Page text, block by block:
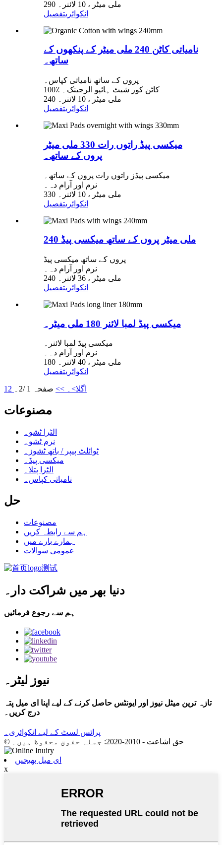
290 ملی میٹر ، 10 لائنر۔
انکوائریتفصیل
نامیاتی کاٹن 240 ملی میٹر کے پنکھوں کے
ساتھ۔
پروں کے ساتھ نامیاتی کپاس۔
100٪ کاٹن کور شیٹ ہائپو الرجینک۔
240 ملی میٹر ، 10 لائنر۔
انکوائریتفصیل
میکسی پیڈ راتوں رات 330 ملی میٹر
پروں کے ساتھ۔
میکسی پیڈز راتوں رات پروں کے ساتھ۔
نرم اور آرام دہ۔
330 ملی میٹر ، 10 لائنر۔
انکوائریتفصیل
240 ملی میٹر پروں کے ساتھ میکسی پیڈ
پروں کے ساتھ میکسی پیڈ
نرم اور آرام دہ۔
240 ملی میٹر ، 36 لائنر۔
انکوائریتفصیل
میکسی پیڈ لمبا لائنر 180 ملی میٹر۔
میکسی پیڈ لمبا لائنر۔
نرم اور آرام دہ۔
180 ملی میٹر ، 40 لائنر۔
انکوائریتفصیل
12 اگلا>۔ >> صفحہ 1 /2۔
مصنوعات
الٹرا ٹشو۔
نرم ٹشو۔
ٹوائلٹ پیپر / باتھ ٹشوز۔
میکسی پیڈ۔
الٹرا پتلا۔
نامیاتی کپاس۔
حل
مصنوعات
ہم سے رابطہ کریں
ہمارے بارے میں
عمومی سوالات
دنیا بھر میں شراکت دار۔
ہم سے رجوع فرمائیں
نیوز لیٹر۔
تازہ ترین میٹل نیوز اور ایونٹس حاصل کرنے کے لیے اپنا ای میل پتہ
درج کریں۔
پرائس لسٹ کے لیے انکوائری۔
© حق اشاعت - 2010-2020: جملہ حقوق محفوظ ہیں۔
ای میل بھیجیں
x